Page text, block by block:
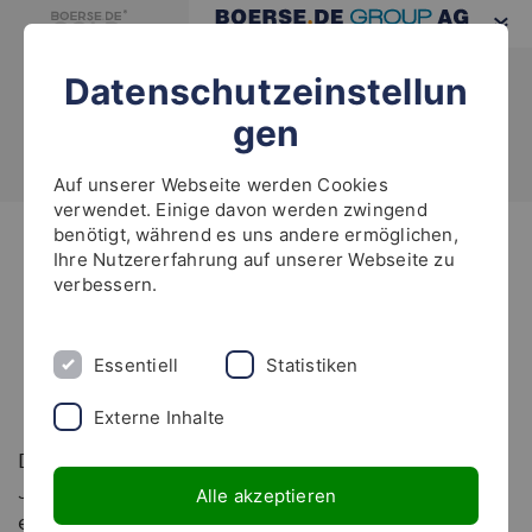
Highlights
Anlagestrategie des boerse.de-
Weltfonds“
Der boerse.de-Weltfonds verbesserte sich in diesem
Jahr schon um rund 25%, was insbesondere für
einen Mischfonds ein herausragendes Ergebnis ist.
Datenschutzeinstellun
gen
Auf unserer Webseite werden Cookies
verwendet. Einige davon werden zwingend
benötigt, während es uns andere ermöglichen,
Ihre Nutzererfahrung auf unserer Webseite zu
verbessern.
Essentiell Statistiken
Externe Inhalte
Alle akzeptieren